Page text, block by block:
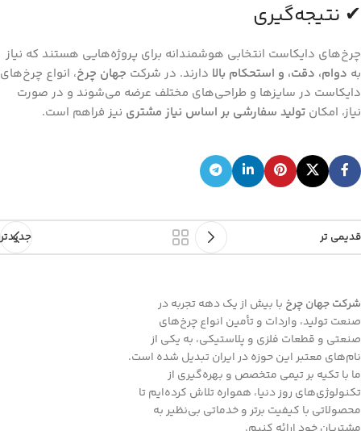
✔ نتیجه‌گیری
چرخ‌های دایکاست انتخابی هوشمندانه برای پروژه‌هایی هستند که نیاز
به دوام، دقت، و استحکام بالا دارند. در شرکت جهان چرخ، انواع چرخ‌های
دایکاست در سایزها و طراحی‌های مختلف عرضه می‌شوند و در صورت
نیاز، امکان تولید سفارشی بر اساس نیاز مشتری نیز فراهم است.
جدیدتر قدیمی تر
شرکت جهان چرخ با بیش از یک دهه تجربه در
صنعت تولید، واردات و تأمین انواع چرخ‌های
صنعتی و قطعات فلزی و پلاستیکی، به یکی از
نام‌های معتبر این حوزه در ایران تبدیل شده است.
ما با تکیه بر تیمی متخصص و بهره‌گیری از
تکنولوژی‌های روز دنیا، همواره تلاش کرده‌ایم تا
محصولاتی با کیفیت برتر و خدماتی بی‌نظیر به